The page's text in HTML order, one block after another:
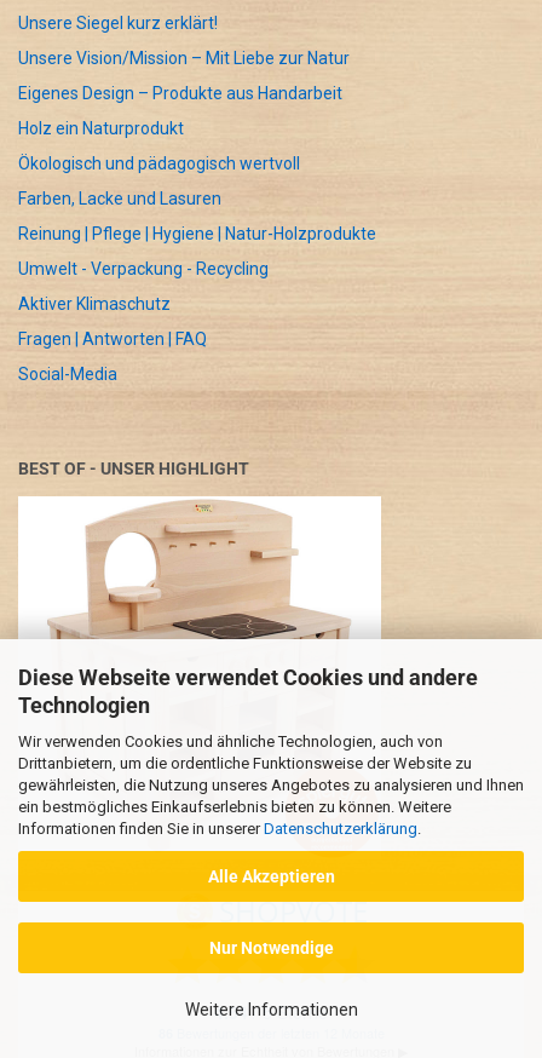
Diese Webseite verwendet Cookies und andere
Technologien
Wir verwenden Cookies und ähnliche Technologien, auch von
Drittanbietern, um die ordentliche Funktionsweise der Website zu
gewährleisten, die Nutzung unseres Angebotes zu analysieren und Ihnen
ein bestmögliches Einkaufserlebnis bieten zu können. Weitere
Informationen finden Sie in unsererDatenschutzerklärung
Alle Akzeptieren
Nur Notwendige
Weitere Informationen
Unsere Siegel kurz erklärt!
Unsere Vision/Mission – Mit Liebe zur Natur
Eigenes Design – Produkte aus Handarbeit
Holz ein Naturprodukt
Ökologisch und pädagogisch wertvoll
Farben, Lacke und Lasuren
Reinung | Pflege | Hygiene | Natur-Holzprodukte
Umwelt - Verpackung - Recycling
Aktiver Klimaschutz
Fragen | Antworten | FAQ
Social-Media
BEST OF - UNSER HIGHLIGHT